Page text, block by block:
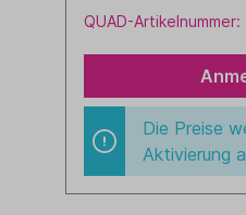
schwarz
QUAD-Artikelnummer:
Die Preise
Aktivierung